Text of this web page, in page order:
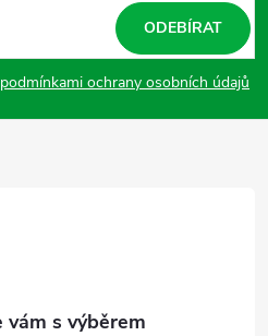
podmínkami ochrany osobních údajů
ODEBÍRAT